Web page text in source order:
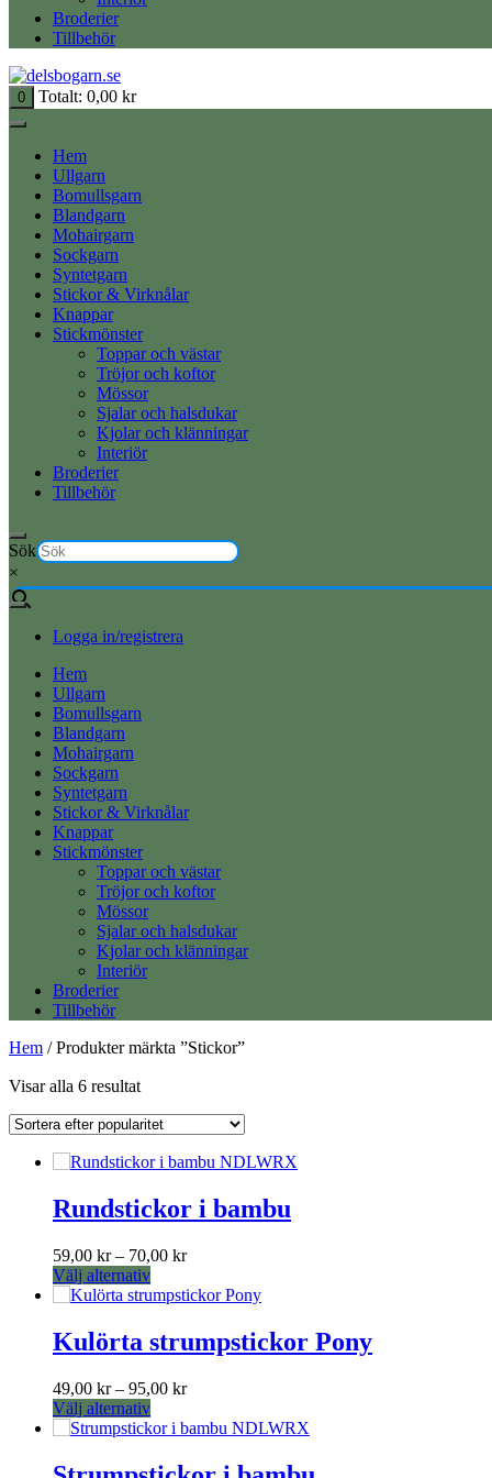
Broderier
Tillbehör
0 Totalt: 0,00 kr
Hem
Ullgarn
Bomullsgarn
Blandgarn
Mohairgarn
Sockgarn
Syntetgarn
Stickor & Virknålar
Knappar
Stickmönster
Toppar och västar
Tröjor och koftor
Mössor
Sjalar och halsdukar
Kjolar och klänningar
Interiör
Broderier
Tillbehör
Sök
×
Logga in/registrera
Hem
Ullgarn
Bomullsgarn
Blandgarn
Mohairgarn
Sockgarn
Syntetgarn
Stickor & Virknålar
Knappar
Stickmönster
Toppar och västar
Tröjor och koftor
Mössor
Sjalar och halsdukar
Kjolar och klänningar
Interiör
Broderier
Tillbehör
Hem / Produkter märkta ”Stickor”
Visar alla 6 resultatSortera
popularitet
Rundstickor i bambu
59,00 kr – 70,00 krPrisintervall:
till
Välj alternativDen
här
har
flera
De
olika
alternativen
väljas
Kulörta strumpstickor Pony
49,00 kr – 95,00 krPrisintervall:
till
Välj alternativDen
här
har